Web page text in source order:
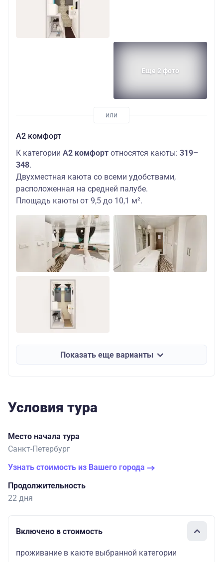
Еще 2 фото
А2 комфорт
К категории А2 комфорт относятся каюты: 319–
348.
Двухместная каюта со всеми удобствами,
расположенная на средней палубе.
Площадь каюты от 9,5 до 10,1 м².
Показать еще варианты
Условия тура
Место начала тура
Санкт-Петербург
Узнать стоимость из Вашего города
Продолжительность
22 дня
Включено в стоимость
проживание в каюте выбранной категории